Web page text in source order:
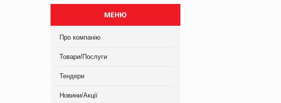
МЕНЮ
Про компанію
Товари/Послуги
Тендери
Новини/Акції